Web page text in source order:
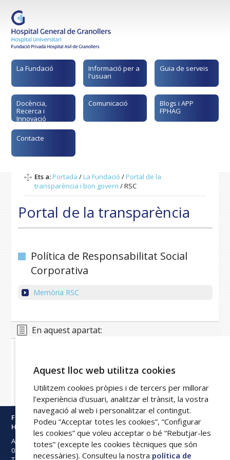
La Fundació
Informació per a
l'usuari
Guia de serveis
Docència,
Recerca i
Innovació
Comunicació
Blogs i APP
FPHAG
Contacte
Ets a:Portada /La Fundació /Portal de la
transparència i bon govern /RSC
Portal de la transparència
Política de Responsabilitat Social
Corporativa
Memòria RSC
En aquest apartat:
Informació econòmica
Política de Responsabilitat Social Corporativa
Fundació Privada
Hospital Asil de Granollers
Avinguda Francesc Ribas s/n
08402
Granollers
Aquest lloc web utilitza cookies
Utilitzem cookies pròpies i de tercers per millorar
l'experiència d'usuari, analitzar el trànsit, la vostra
navegació al web i personalitzar el contingut.
Podeu “Acceptar totes les cookies”, “Configurar
les cookies” que voleu acceptar o bé “Rebutjar-les
totes” (excepte les cookies tècniques que són
necessàries). Consulteu la nostra política de